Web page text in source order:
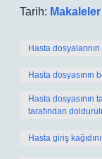
Tarih: Makaleler
Hasta
Hasta dosyasının
Hasta dosyasının
tarafından
Hasta giriş